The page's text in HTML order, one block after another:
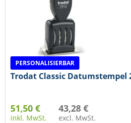
PERSONALISIERBAR
Trodat Classic Datumstempel
51,50 €
inkl. MwSt.
43,28 €
excl. MwSt.